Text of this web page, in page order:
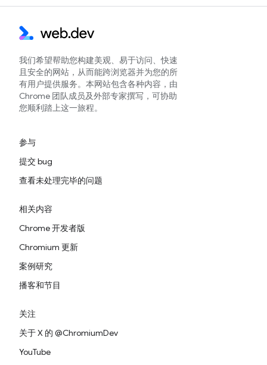
我们希望帮助您构建美观、易于访问、快速
且安全的网站，从而能跨浏览器并为您的所
有用户提供服务。本网站包含各种内容，由
Chrome 团队成员及外部专家撰写，可协助
您顺利踏上这一旅程。
参与
提交 bug
查看未处理完毕的问题
相关内容
Chrome 开发者版
Chromium 更新
案例研究
播客和节目
关注
关于 X 的 @ChromiumDev
YouTube